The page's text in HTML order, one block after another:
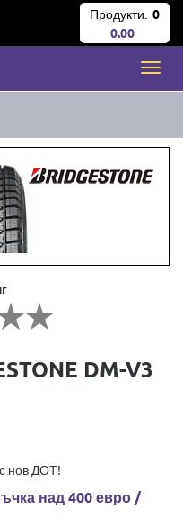
Продукти: 0
0.00
DM-V3
нов ДОТ!
над 400 евро /